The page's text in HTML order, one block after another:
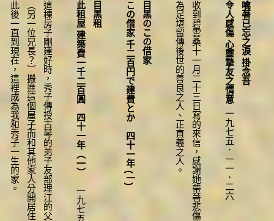
噙著已忘之淚 掛念吾
令人感傷 心靈摯友之情意
一九七五．一一．二六
。
目黑のこの借家
この借家 千二百円で建費とか 四十一年 (一)
目黑租
此租屋 建築費一千二百圓 四十一年（一）
。